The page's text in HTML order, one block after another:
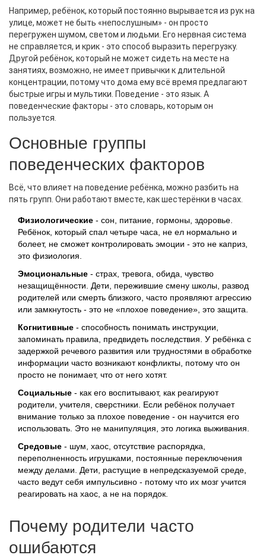
Например, ребёнок, который постоянно вырывается из рук на
улице, может не быть «непослушным» - он просто
перегружен шумом, светом и людьми. Его нервная система
не справляется, и крик - это способ выразить перегрузку.
Другой ребёнок, который не может сидеть на месте на
занятиях, возможно, не имеет привычки к длительной
концентрации, потому что дома ему всё время предлагают
быстрые игры и мультики. Поведение - это язык. А
поведенческие факторы - это словарь, которым он
пользуется.
Основные группы
поведенческих факторов
Всё, что влияет на поведение ребёнка, можно разбить на
пять групп. Они работают вместе, как шестерёнки в часах.
Физиологические - сон, питание, гормоны, здоровье.
Ребёнок, который спал четыре часа, не ел нормально и
болеет, не сможет контролировать эмоции - это не каприз,
это физиология.
Эмоциональные - страх, тревога, обида, чувство
незащищённости. Дети, пережившие смену школы, развод
родителей или смерть близкого, часто проявляют агрессию
или замкнутость - это не «плохое поведение», это защита.
Когнитивные - способность понимать инструкции,
запоминать правила, предвидеть последствия. У ребёнка с
задержкой речевого развития или трудностями в обработке
информации часто возникают конфликты, потому что он
просто не понимает, что от него хотят.
Социальные - как его воспитывают, как реагируют
родители, учителя, сверстники. Если ребёнок получает
внимание только за плохое поведение - он научится его
использовать. Это не манипуляция, это логика выживания.
Средовые - шум, хаос, отсутствие распорядка,
переполненность игрушками, постоянные переключения
между делами. Дети, растущие в непредсказуемой среде,
часто ведут себя импульсивно - потому что их мозг учится
реагировать на хаос, а не на порядок.
Почему родители часто
ошибаются